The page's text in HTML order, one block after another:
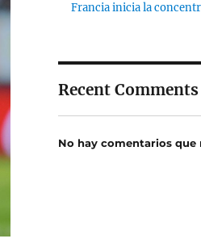
Francia inicia la
Recent Comments
No hay comentarios que